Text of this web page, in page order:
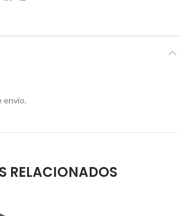
envío.
RELACIONADOS